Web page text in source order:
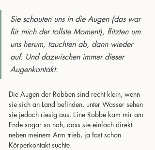
Sie schauten uns in die Augen (das war
für mich der tollste Moment), flitzten um
uns herum, tauchten ab, dann wieder
auf. Und dazwischen immer dieser
Augenkontakt.
Die Augen der Robben sind recht klein, wenn
sie sich an Land befinden, unter Wasser sehen
sie jedoch riesig aus. Eine Robbe kam mir am
Ende sogar so nah, dass sie einfach direkt
neben meinem Arm trieb, ja fast schon
Körperkontakt suchte.